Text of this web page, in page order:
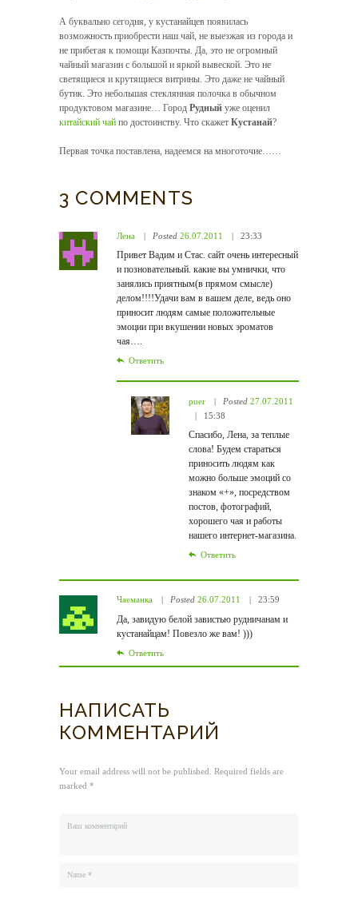
А буквально сегодня, у кустанайцев появилась
возможность приобрести наш чай, не выезжая из города и
не прибегая к помощи Казпочты. Да, это не огромный
чайный магазин с большой и яркой вывеской. Это не
светящиеся и крутящиеся витрины. Это даже не чайный
бутик. Это небольшая стеклянная полочка в обычном
продуктовом магазине… Город Рудный уже оценил
китайский чай по достоинству. Что скажет Кустанай?
Первая точка поставлена, надеемся на многоточие……
3 COMMENTS
Лена Posted 26.07.2011 23:33
Привет Вадим и Стас. сайт очень интересный
и позновательный. какие вы умнички, что
занялись приятным(в прямом смысле)
делом!!!!Удачи вам в вашем деле, ведь оно
приносит людям самые положительные
эмоции при вкушении новых эроматов
чая….
Ответить
puer Posted 27.07.2011
15:38
Спасибо, Лена, за теплые
слова! Будем стараться
приносить людям как
можно больше эмоций со
знаком «+», посредством
постов, фотографий,
хорошего чая и работы
нашего интернет-магазина.
Ответить
Чаеманка Posted 26.07.2011 23:59
Да, завидую белой завистью рудничанам и
кустанайцам! Повезло же вам! )))
Ответить
НАПИСАТЬ
КОММЕНТАРИЙ
Your email address will not be published. Required fields are
marked *